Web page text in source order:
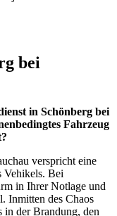
bei
in Schönberg bei
Fahrzeug
verspricht eine
Vehikels. Bei
in Ihrer Notlage und
Inmitten des Chaos
in der Brandung, den